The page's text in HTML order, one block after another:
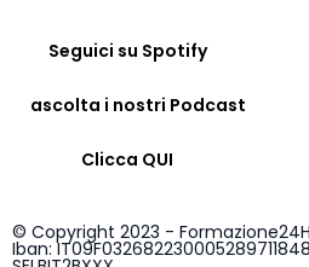
Seguici su Spotify
ascolta i nostri Podcast
Clicca QUI
© Copyright 2023 -
Iban: